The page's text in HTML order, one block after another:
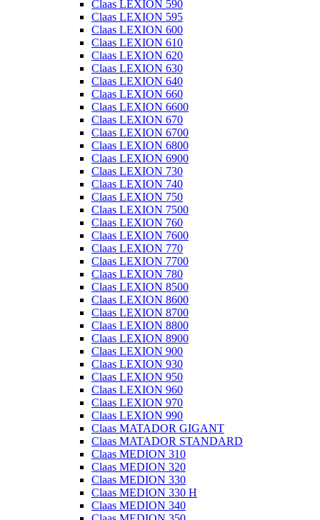
Claas LEXION 590
Claas LEXION 595
Claas LEXION 600
Claas LEXION 610
Claas LEXION 620
Claas LEXION 630
Claas LEXION 640
Claas LEXION 660
Claas LEXION 6600
Claas LEXION 670
Claas LEXION 6700
Claas LEXION 6800
Claas LEXION 6900
Claas LEXION 730
Claas LEXION 740
Claas LEXION 750
Claas LEXION 7500
Claas LEXION 760
Claas LEXION 7600
Claas LEXION 770
Claas LEXION 7700
Claas LEXION 780
Claas LEXION 8500
Claas LEXION 8600
Claas LEXION 8700
Claas LEXION 8800
Claas LEXION 8900
Claas LEXION 900
Claas LEXION 930
Claas LEXION 950
Claas LEXION 960
Claas LEXION 970
Claas LEXION 990
Claas MATADOR GIGANT
Claas MATADOR STANDARD
Claas MEDION 310
Claas MEDION 320
Claas MEDION 330
Claas MEDION 330 H
Claas MEDION 340